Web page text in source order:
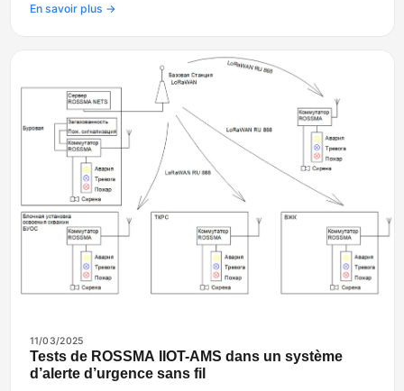
En savoir plus →
11/03/2025
Tests de ROSSMA IIOT-AMS dans un système
d’alerte d’urgence sans fil